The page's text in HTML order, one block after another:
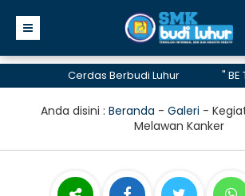
Cerdas Berbudi Luhur
" BE
telah menerima akreditasi A
Anda disini : Beranda - Galeri -
Melawan Kanker